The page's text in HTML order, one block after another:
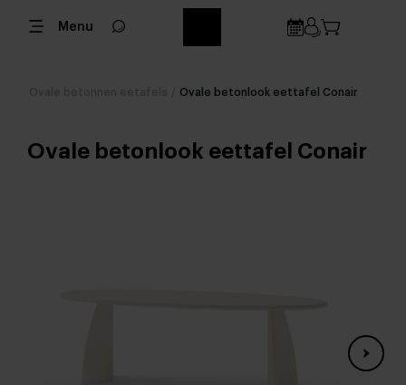
Menu
Ovale betonlook eettafel Conair
Ovale betonlook eettafel Conair